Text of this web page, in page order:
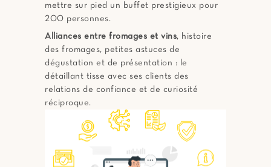
mettre sur pied un buffet prestigieux pour
200 personnes.
Alliances entre fromages et vins, histoire
des fromages, petites astuces de
dégustation et de présentation : le
détaillant tisse avec ses clients des
relations de confiance et de curiosité
réciproque.